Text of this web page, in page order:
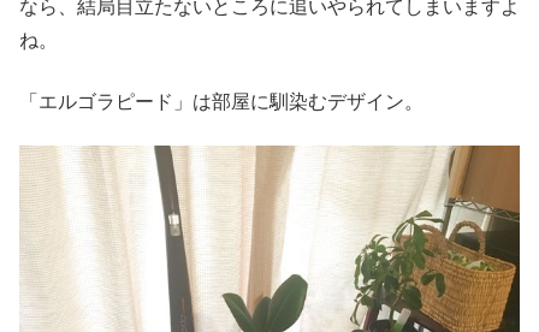
なら、結局目立たないところに追いやられてしまいますよ
ね。
「エルゴラピード」は部屋に馴染むデザイン。